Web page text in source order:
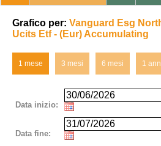
Grafico per: Vanguard Esg
Ucits Etf - (Eur) Accumulating
1 mese 3 mesi 6 mesi 1
Data inizio:
Data fine: